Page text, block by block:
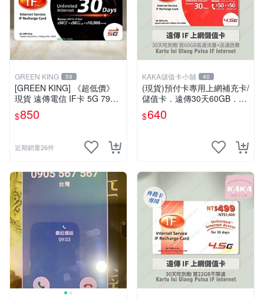
GREEN KING 59
[GREEN KING] 《超低價》
現貨 遠傳電信 IF卡 5G 799 3
0天網路吃到飽 儲值卡 網卡
網路儲值卡 上網卡
$850
近期銷量26件
KAKA儲值卡小舖 40
(現貨)預付卡專用上網補充卡/
儲值卡．遠傳30天60GB．上
網吃到飽．IF599．遠傳外籍
可儲 [KAKA儲值卡小舖]
$640